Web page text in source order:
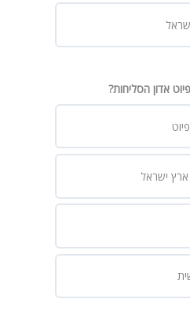
אדון הסליחות?
ישראל